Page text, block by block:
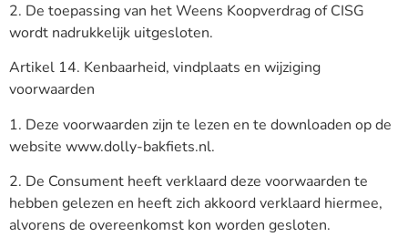
2. De toepassing van het Weens Koopverdrag of CISG
wordt nadrukkelijk uitgesloten.
Artikel 14. Kenbaarheid, vindplaats en wijziging
voorwaarden
1. Deze voorwaarden zijn te lezen en te downloaden op de
website www.dolly-bakfiets.nl.
2. De Consument heeft verklaard deze voorwaarden te
hebben gelezen en heeft zich akkoord verklaard hiermee,
alvorens de overeenkomst kon worden gesloten.